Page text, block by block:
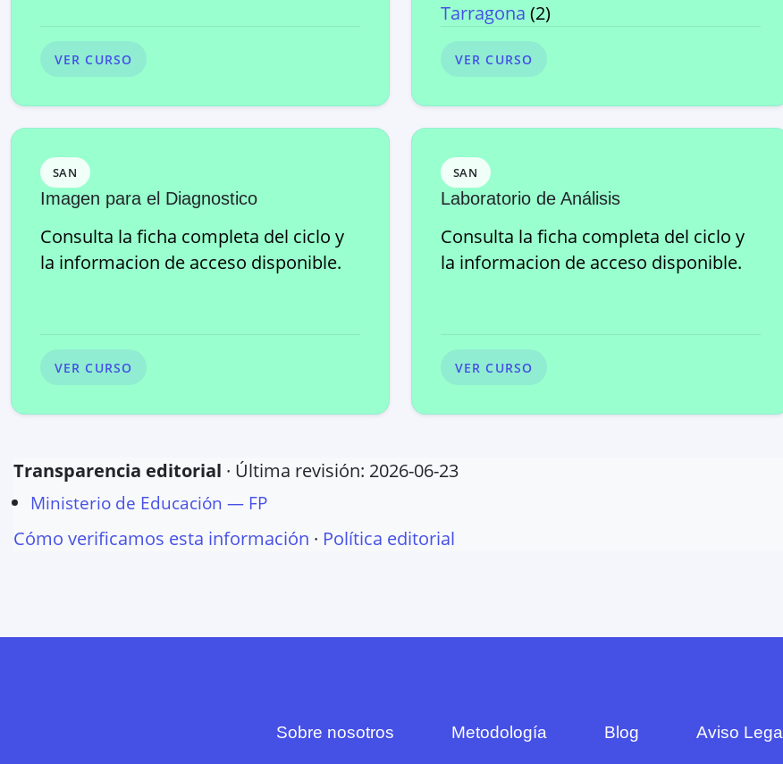
VER CURSO
Tarragona (2)
VER CURSO
SAN
Imagen para el Diagnostico
Consulta la ficha completa del ciclo y
la informacion de acceso disponible.
VER CURSO
SAN
Laboratorio de Análisis
Consulta la ficha completa del ciclo y
la informacion de acceso disponible.
VER CURSO
Transparencia editorial · Última revisión: 2026-06-23
Ministerio de Educación — FP
Cómo verificamos esta información · Política editorial
Sobre nosotros Metodología Blog Aviso Legal